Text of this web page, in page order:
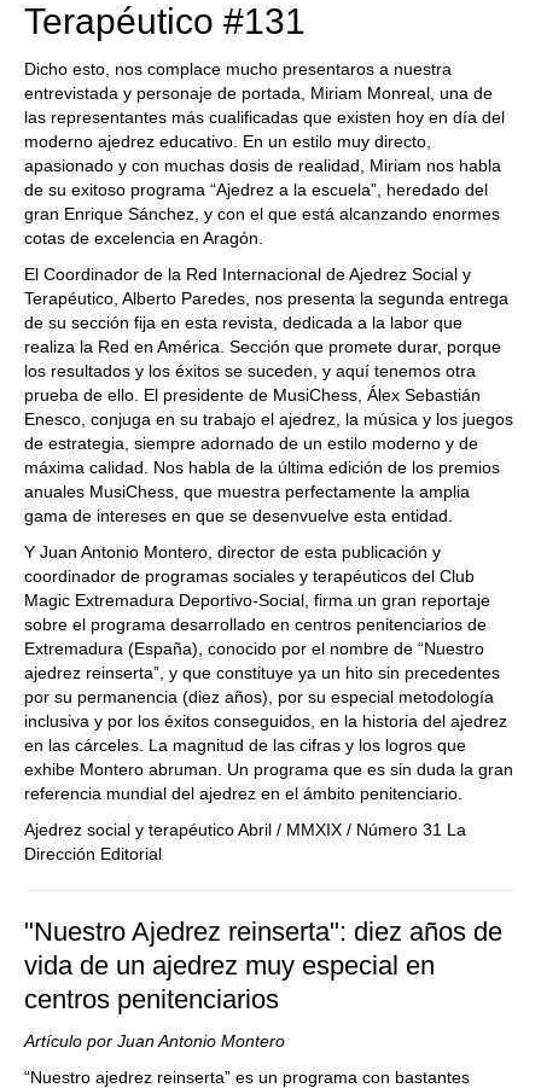
Terapéutico #131
Dicho esto, nos complace mucho presentaros a nuestra
entrevistada y personaje de portada, Miriam Monreal, una de
las representantes más cualificadas que existen hoy en día del
moderno ajedrez educativo. En un estilo muy directo,
apasionado y con muchas dosis de realidad, Miriam nos habla
de su exitoso programa “Ajedrez a la escuela”, heredado del
gran Enrique Sánchez, y con el que está alcanzando enormes
cotas de excelencia en Aragón.
El Coordinador de la Red Internacional de Ajedrez Social y
Terapéutico, Alberto Paredes, nos presenta la segunda entrega
de su sección fija en esta revista, dedicada a la labor que
realiza la Red en América. Sección que promete durar, porque
los resultados y los éxitos se suceden, y aquí tenemos otra
prueba de ello. El presidente de MusiChess, Álex Sebastián
Enesco, conjuga en su trabajo el ajedrez, la música y los juegos
de estrategia, siempre adornado de un estilo moderno y de
máxima calidad. Nos habla de la última edición de los premios
anuales MusiChess, que muestra perfectamente la amplia
gama de intereses en que se desenvuelve esta entidad.
Y Juan Antonio Montero, director de esta publicación y
coordinador de programas sociales y terapéuticos del Club
Magic Extremadura Deportivo-Social, firma un gran reportaje
sobre el programa desarrollado en centros penitenciarios de
Extremadura (España), conocido por el nombre de “Nuestro
ajedrez reinserta”, y que constituye ya un hito sin precedentes
por su permanencia (diez años), por su especial metodología
inclusiva y por los éxitos conseguidos, en la historia del ajedrez
en las cárceles. La magnitud de las cifras y los logros que
exhibe Montero abruman. Un programa que es sin duda la gran
referencia mundial del ajedrez en el ámbito penitenciario.
Ajedrez social y terapéutico Abril / MMXIX / Número 31 La
Dirección Editorial
"Nuestro Ajedrez reinserta": diez años de
vida de un ajedrez muy especial en
centros penitenciarios
Artículo por Juan Antonio Montero
“Nuestro ajedrez reinserta” es un programa con bastantes